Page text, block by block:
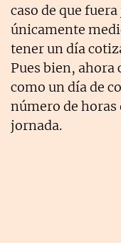
caso de que
únicamente
tener un día
Pues bien, ahora
como un día de
número de horas
jornada.